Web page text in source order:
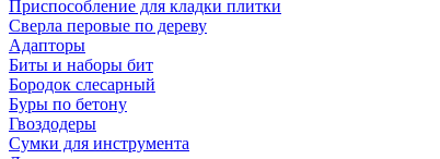
Приспособление для кладки плитки
Сверла перовые по дереву
Адапторы
Биты и наборы бит
Бородок слесарный
Буры по бетону
Гвоздодеры
Сумки для инструмента